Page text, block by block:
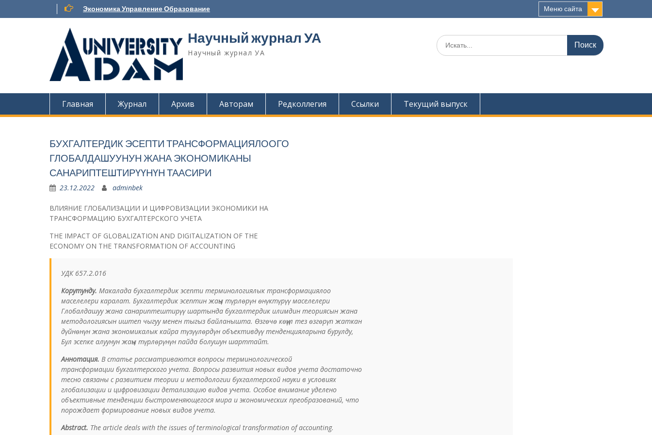
Экономика Управление Образование Меню сайта
Научный журнал УА
Научный журнал УА
Поиск
для:
Главная Журнал Архив Авторам Редколлегия Ссылки Текущий выпуск
БУХГАЛТЕРДИК ЭСЕПТИ ТРАНСФОРМАЦИЯЛООГО
ГЛОБАЛДАШУУНУН ЖАНА ЭКОНОМИКАНЫ
САНАРИПТЕШТИРҮҮНҮН ТААСИРИ
23.12.2022 adminbek
ВЛИЯНИЕ ГЛОБАЛИЗАЦИИ И ЦИФРОВИЗАЦИИ ЭКОНОМИКИ НА
ТРАНСФОРМАЦИЮ БУХГАЛТЕРСКОГО УЧЕТА
THE IMPACT OF GLOBALIZATION AND DIGITALIZATION OF THE
ECONOMY ON THE TRANSFORMATION OF ACCOUNTING
УДК 657.2.016
Корутунду. Макалада бухгалтердик эсепти терминологиялык трансформациялоо
маселелери каралат. Бухгалтердик эсептин жаңы түрлөрүн өнүктүрүү маселелери
Глобалдашуу жана санариптештирүү шартында бухгалтердик илимдин теориясын жана
методологиясын иштеп чыгуу менен тыгыз байланышта. Өзгөчө көңүл тез өзгөрүп жаткан
дүйнөнүн жана экономикалык кайра түзүүлөрдүн объективдүү тенденцияларына бурулду,
Бул эсепке алуунун жаңы түрлөрүнүн пайда болушун шарттайт.
Аннотация. В статье рассматриваются вопросы терминологической
трансформации бухгалтерского учета. Вопросы развития новых видов учета достаточно
тесно связаны с развитием теории и методологии бухгалтерской науки в условиях
глобализации и цифровизации детализацию видов учета. Особое внимание уделено
объективные тенденции быстроменяющегося мира и экономических преобразований, что
порождает формирование новых видов учета.
Abstract. The article deals with the issues of terminological transformation of accounting.